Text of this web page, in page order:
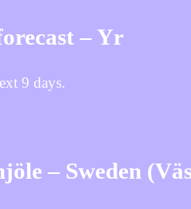
– Yr
9 days.
– Sweden